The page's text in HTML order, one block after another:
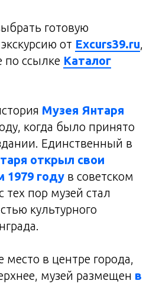
готовую
от Excurs39.ru,
по ссылке Каталог
Музея Янтаря
когда было принято
Единственный в
открыл свои
1979 году в советском
тех пор музей стал
культурного
место в центре города,
музей размещен в